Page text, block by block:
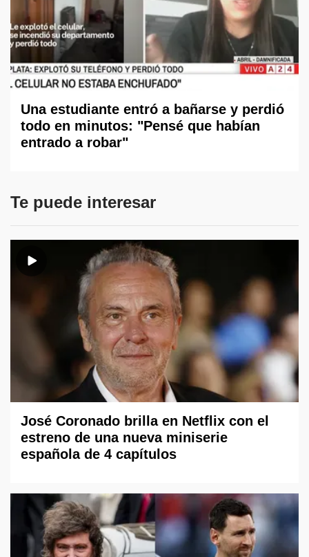
Una estudiante entró a bañarse y perdió
todo en minutos: "Pensé que habían
entrado a robar"
Te puede interesar
José Coronado brilla en Netflix con el
estreno de una nueva miniserie
española de 4 capítulos